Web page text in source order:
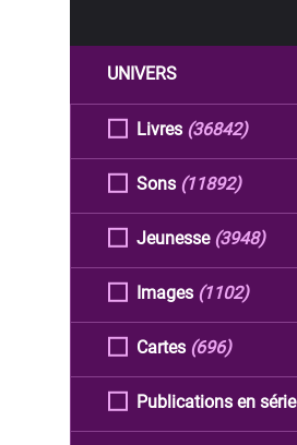
UNIVERS
Livres (36842)
Sons (11892)
Jeunesse (3948)
Images (1102)
Cartes (696)
Publications en série